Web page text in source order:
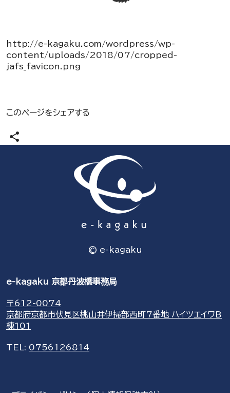
http://e-kagaku.com/wordpress/wp-
content/uploads/2018/07/cropped-
jafs_favicon.png
このページをシェアする
share
© e-kagaku
e-kagaku 京都丹波橋事務局
〒612-0074
京都府京都市伏見区桃山井伊掃部西町7番地 ハイツエイワB
棟101
TEL: 0756126814